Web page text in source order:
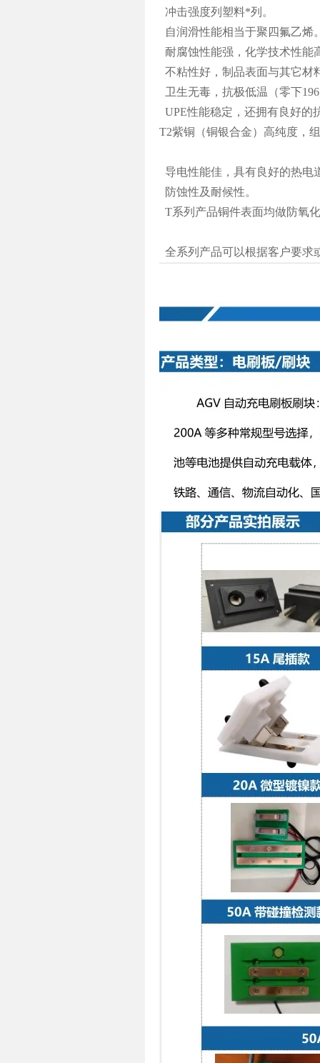
冲击强度列塑料*列。
自润滑性能相当于聚四氟乙烯
耐腐蚀性能强，化学技术性能
不粘性好，制品表面与其它材
卫生无毒，抗极低温（零下
UPE性能稳定，还拥有良好的
T2紫铜（铜银合金）高纯度，
导电性能佳，具有良好的热电
防蚀性及耐候性。
T系列产品铜件表面均做防氧
全系列产品可以根据客户要求